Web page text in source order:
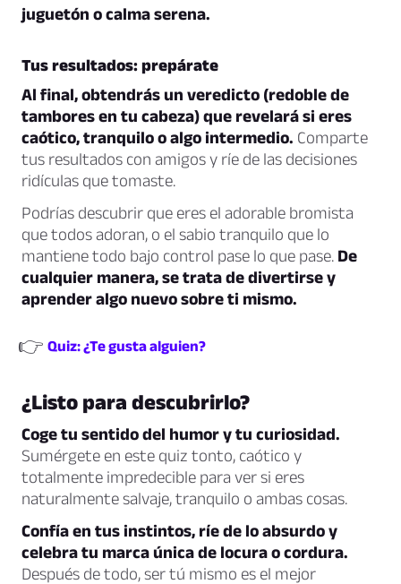
juguetón o calma serena.
Tus resultados: prepárate
Al final, obtendrás un veredicto (redoble de
tambores en tu cabeza) que revelará si eres
caótico, tranquilo o algo intermedio. Comparte
tus resultados con amigos y ríe de las decisiones
ridículas que tomaste.
Podrías descubrir que eres el adorable bromista
que todos adoran, o el sabio tranquilo que lo
mantiene todo bajo control pase lo que pase. De
cualquier manera, se trata de divertirse y
aprender algo nuevo sobre ti mismo.
👉 Quiz: ¿Te gusta alguien?
¿Listo para descubrirlo?
Coge tu sentido del humor y tu curiosidad.
Sumérgete en este quiz tonto, caótico y
totalmente impredecible para ver si eres
naturalmente salvaje, tranquilo o ambas cosas.
Confía en tus instintos, ríe de lo absurdo y
celebra tu marca única de locura o cordura.
Después de todo, ser tú mismo es el mejor